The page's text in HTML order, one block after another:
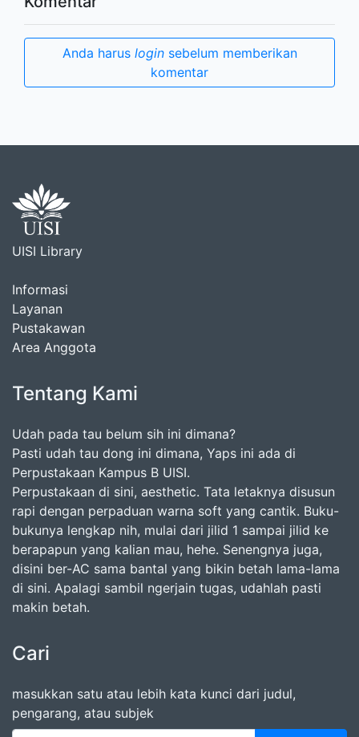
Anda harus loginsebelum memberikan
komentar
UISI Library
Informasi
Layanan
Pustakawan
Area Anggota
Tentang Kami
Udah pada tau belum sih ini dimana?
Pasti udah tau dong ini dimana, Yaps ini ada di
Perpustakaan Kampus B UISI.
Perpustakaan di sini, aesthetic. Tata letaknya disusun
rapi dengan perpaduan warna soft yang cantik. Buku-
bukunya lengkap nih, mulai dari jilid 1 sampai jilid ke
berapapun yang kalian mau, hehe. Senengnya juga,
disini ber-AC sama bantal yang bikin betah lama-lama
di sini. Apalagi sambil ngerjain tugas, udahlah pasti
makin betah.
Cari
masukkan satu atau lebih kata kunci dari judul,
pengarang, atau subjek